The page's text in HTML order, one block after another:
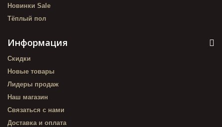
Новинки Sale
Тёплый пол
Информация
Скидки
Новые товары
Лидеры продаж
Наш магазин
Связаться с нами
Доставка и оплата